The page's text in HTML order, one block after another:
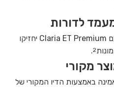
לדורות
אל דאגה; תמונות המודפסות עם Claria ET Premium יחזיקו
2
.
מקורי
באמצעות הדיו המקורי של